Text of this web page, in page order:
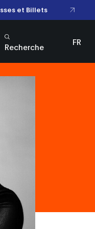
et Billets
Recherche
FR